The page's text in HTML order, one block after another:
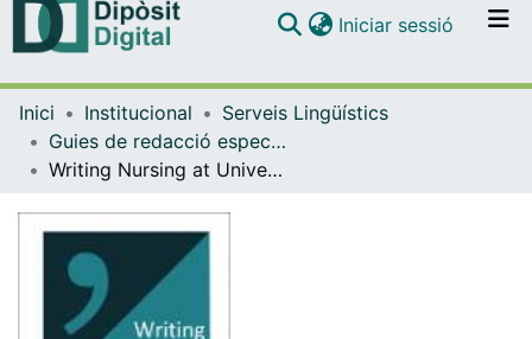
Navega per tot el DD
Iniciar sessió (current)
Inici Institucional
Serveis Lingüístics
Guies de redacció especialitzada: Guides for Writing in Specific Disciplines (Serveis Lingüístics)
Writing Nursing at University